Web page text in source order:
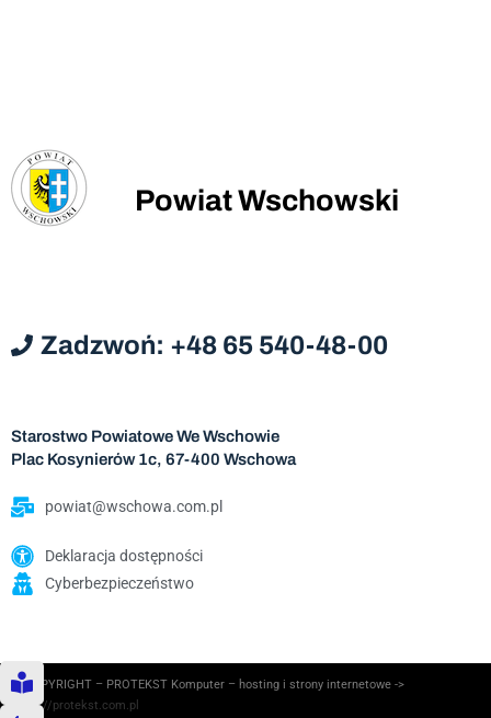
Powiat Wschowski
Zadzwoń: +48 65 540-48-00
Starostwo Powiatowe We Wschowie
Plac Kosynierów 1c, 67-400 Wschowa
powiat@wschowa.com.pl
Deklaracja dostępności
Cyberbezpieczeństwo
© COPYRIGHT – PROTEKST Komputer – hosting i strony internetowe ->
https://protekst.com.pl